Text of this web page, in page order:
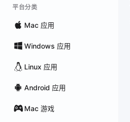
平台分类
Mac 应用
Windows 应用
Linux 应用
Android 应用
Mac 游戏